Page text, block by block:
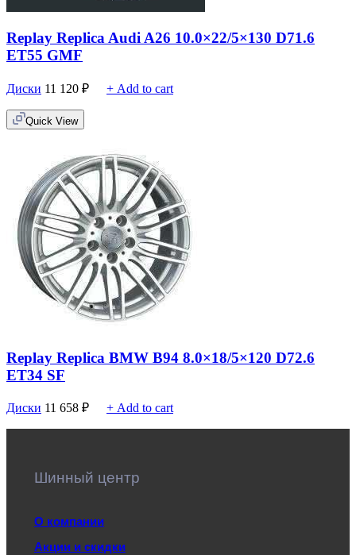
Replay Replica Audi A26 10.0×22/5×130 D71.6
ET55 GMF
Диски 11 120 ₽ + Add to cart
Quick View
Replay Replica BMW B94 8.0×18/5×120 D72.6
ET34 SF
Диски 11 658 ₽ + Add to cart
Шинный центр
О компании
Акции и скидки